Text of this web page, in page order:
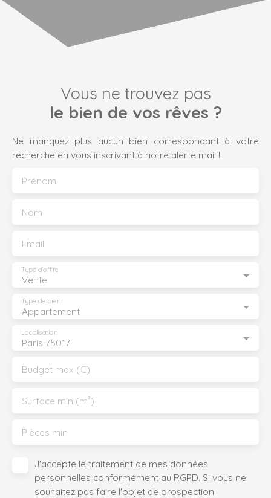
Vous ne trouvez pas
le bien de vos rêves ?
Ne manquez plus aucun bien correspondant à votre
recherche en vous inscrivant à notre alerte mail !
Prénom
Nom
Email
Vente
Type d'offre
Appartement
Type de bien
Paris 75017
Localisation
Budget max (€)
Surface min (m²)
Pièces min
J'accepte le traitement de mes données
personnelles conformément au RGPD. Si vous ne
souhaitez pas faire l'objet de prospection